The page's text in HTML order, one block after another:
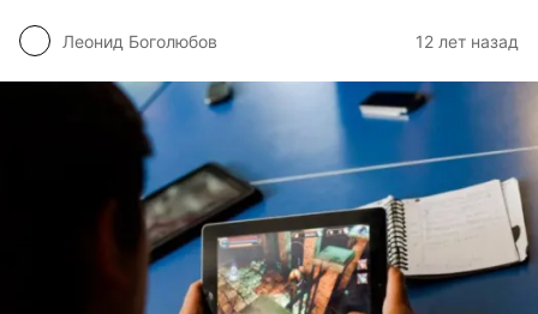
Леонид Боголюбов 12 лет назад